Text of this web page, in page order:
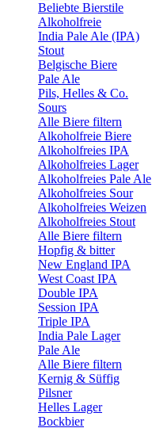
Beliebte Bierstile
Alkoholfreie
India Pale Ale (IPA)
Stout
Belgische Biere
Pale Ale
Pils, Helles & Co.
Sours
Alle Biere filtern
Alkoholfreie Biere
Alkoholfreies IPA
Alkoholfreies Lager
Alkoholfreies Pale Ale
Alkoholfreies Sour
Alkoholfreies Weizen
Alkoholfreies Stout
Alle Biere filtern
Hopfig & bitter
New England IPA
West Coast IPA
Double IPA
Session IPA
Triple IPA
India Pale Lager
Pale Ale
Alle Biere filtern
Kernig & Süffig
Pilsner
Helles Lager
Bockbier